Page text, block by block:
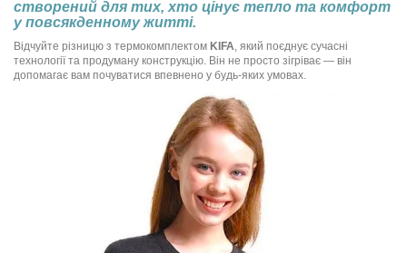
створений для тих, хто цінує тепло та комфорт
у повсякденному житті.
Відчуйте різницю з термокомплектом KIFA, який поєднує сучасні
технології та продуману конструкцію. Він не просто зігріває — він
допомагає вам почуватися впевнено у будь-яких умовах.